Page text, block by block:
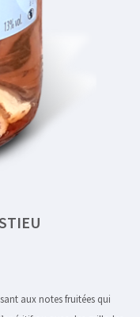
aux notes fruitées qui